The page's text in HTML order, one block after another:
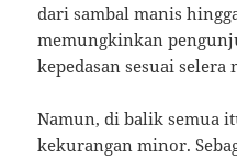
dari sambal manis
memungkinkan
kepedasan sesuai selera
Namun, di balik semua
kekurangan minor.